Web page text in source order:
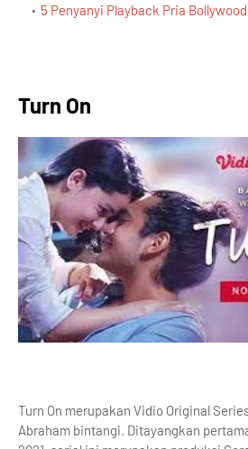
5 Penyanyi Playback Pria
Turn On
Turn On merupakan Vidio Original
Abraham bintangi. Ditayangkan